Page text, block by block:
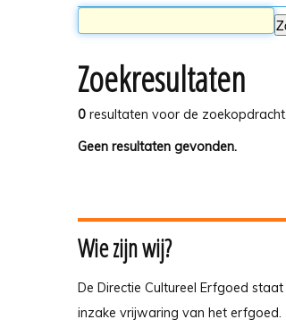
Zoekresultaten
0 resultaten voor de zoekopdracht.
Geen resultaten gevonden.
Wie zijn wij?
De Directie Cultureel Erfgoed
inzake vrijwaring van het erfgoed.